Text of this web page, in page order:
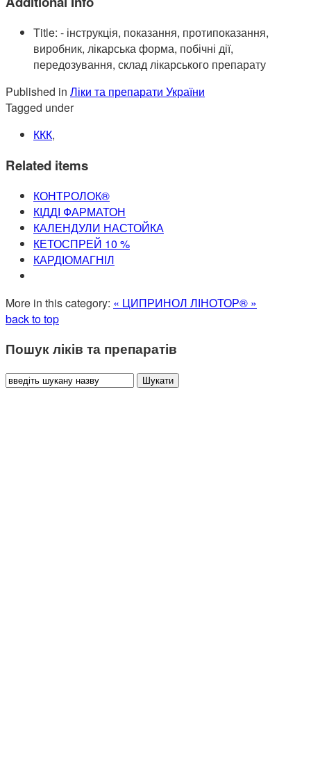
Title: - інструкція, показання, протипоказання,
виробник, лікарська форма, побічні дії,
передозування, склад лікарського препарату
Published in Ліки та препарати України
Tagged under
ККК,
Related items
КОНТРОЛОК®
КІДДІ ФАРМАТОН
КАЛЕНДУЛИ НАСТОЙКА
КЕТОСПРЕЙ 10 %
КАРДІОМАГНІЛ
More in this category: « ЦИПРИНОЛ ЛІНОТОР® »
back to top
Пошук ліків та препаратів